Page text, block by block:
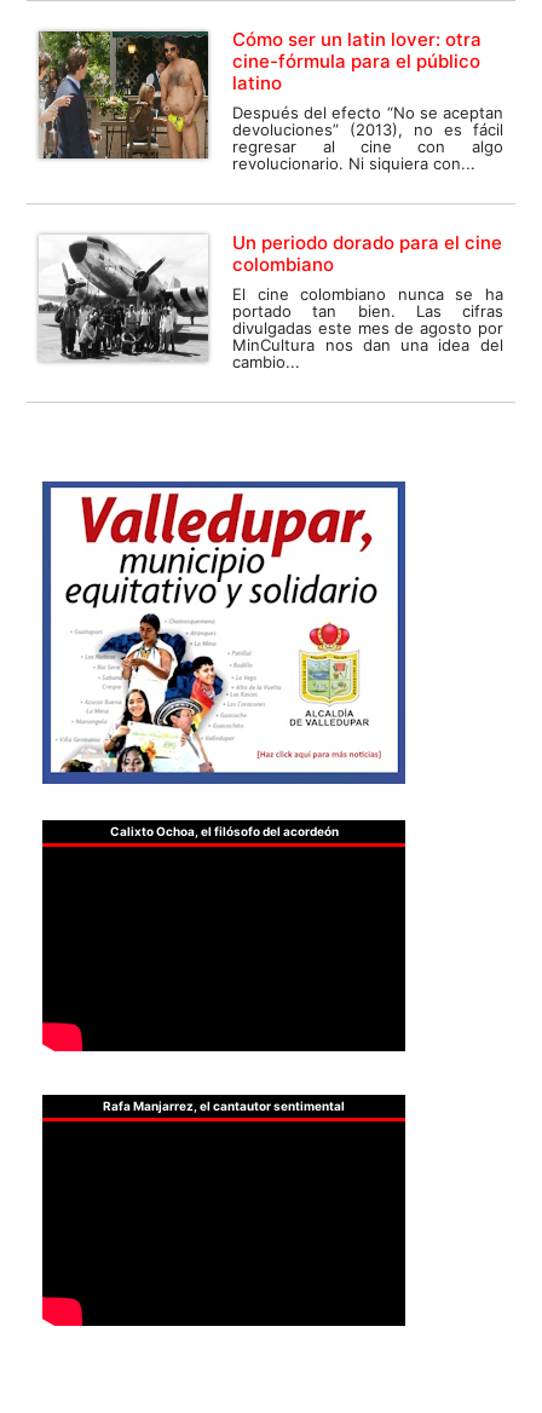
Cómo ser un latin lover: otra
cine-fórmula para el público
latino
Después del efecto “No se aceptan
devoluciones” (2013), no es fácil
regresar al cine con algo
revolucionario. Ni siquiera con...
Un periodo dorado para el cine
colombiano
El cine colombiano nunca se ha
portado tan bien. Las cifras
divulgadas este mes de agosto por
MinCultura nos dan una idea del
cambio...
Calixto Ochoa, el filósofo del acordeón
Rafa Manjarrez, el cantautor sentimental